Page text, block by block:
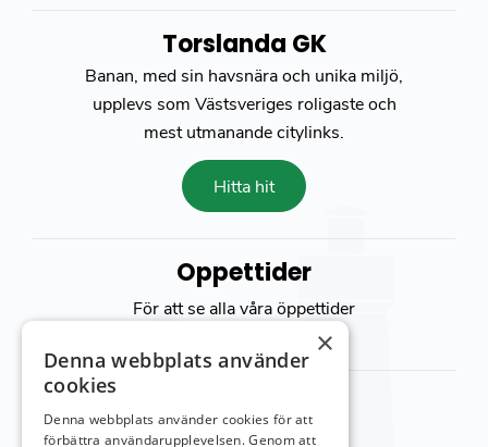
Torslanda GK
Banan, med sin havsnära och unika miljö,
upplevs som Västsveriges roligaste och
mest utmanande citylinks.
Hitta hit
Öppettider
För att se alla våra öppettider
kontakt sida
Viktor Setterbergs väg 5
×
Denna webbplats använder
cookies
Denna webbplats använder cookies för att
förbättra användarupplevelsen. Genom att